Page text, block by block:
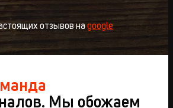
отзывов на google
Мы обожаем